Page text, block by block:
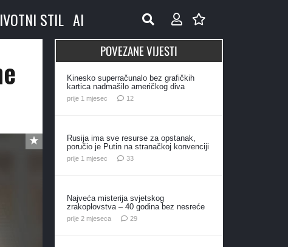
STIL AI
POVEZANE VIJESTI
Kinesko superračunalo bez grafičkih
kartica nadmašilo američkog diva
prije 1 mjesec 12komentara
Rusija ima sve resurse za opstanak,
poručio je Putin na stranačkoj konvenciji
prije 1 mjesec 33komentara
Najveća misterija svjetskog
zrakoplovstva – 40 godina bez nesreće
prije 2 mjeseca 29komentara